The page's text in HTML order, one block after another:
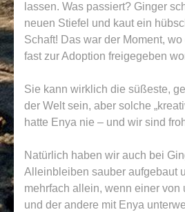
lassen. Was passiert? Ginger
neuen Stiefel und kaut ein
Schaft! Das war der Moment,
fast zur Adoption freigegeben
Sie kann wirklich die süßeste,
der Welt sein, aber solche
hatte Enya nie – und wir sind
Natürlich haben wir auch bei
Alleinbleiben sauber aufgebaut
mehrfach allein, wenn einer von
und der andere mit Enya